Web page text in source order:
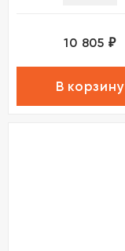
10 805 ₽
В корзину